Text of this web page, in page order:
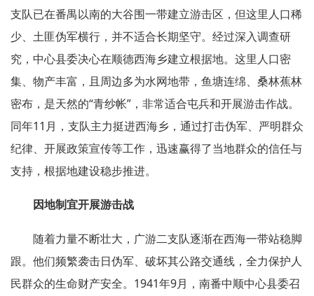
支队已在番禺以南的大谷围一带建立游击区，但这里人口稀
少、土匪伪军横行，并不适合长期坚守。经过深入调查研
究，中心县委决心在顺德西海乡建立根据地。这里人口密
集、物产丰富，且周边多为水网地带，鱼塘连绵、桑林蕉林
密布，是天然的“青纱帐”，非常适合屯兵和开展游击作战。
同年11月，支队主力挺进西海乡，通过打击伪军、严明群众
纪律、开展政策宣传等工作，迅速赢得了当地群众的信任与
支持，根据地建设稳步推进。
因地制宜开展游击战
随着力量不断壮大，广游二支队逐渐在西海一带站稳脚
跟。他们频繁袭击日伪军、破坏其公路交通线，全力保护人
民群众的生命财产安全。1941年9月，南番中顺中心县委召